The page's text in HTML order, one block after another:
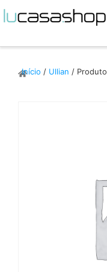
Início / Ullian / Produto